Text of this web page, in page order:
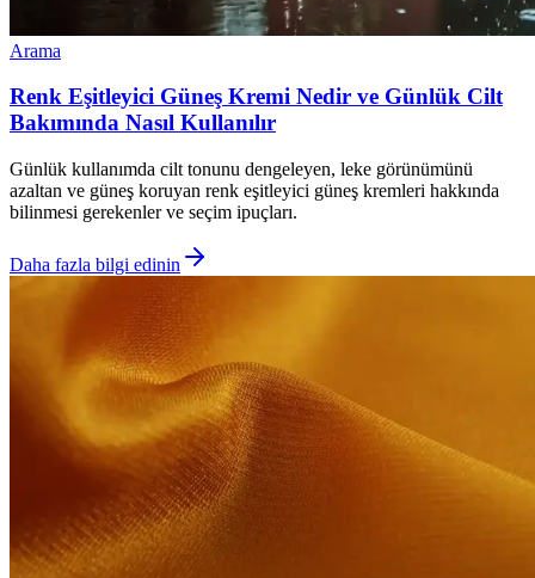
Arama
Renk Eşitleyici Güneş Kremi Nedir ve Günlük Cilt
Bakımında Nasıl Kullanılır
Günlük kullanımda cilt tonunu dengeleyen, leke görünümünü
azaltan ve güneş koruyan renk eşitleyici güneş kremleri hakkında
bilinmesi gerekenler ve seçim ipuçları.
Daha fazla bilgi edinin